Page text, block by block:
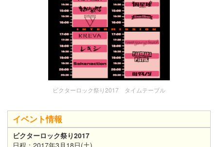
ビクターロック祭り2017 タイムテーブル
イベント情報
ビクターロック祭り2017
日程：2017年3月18日(土)